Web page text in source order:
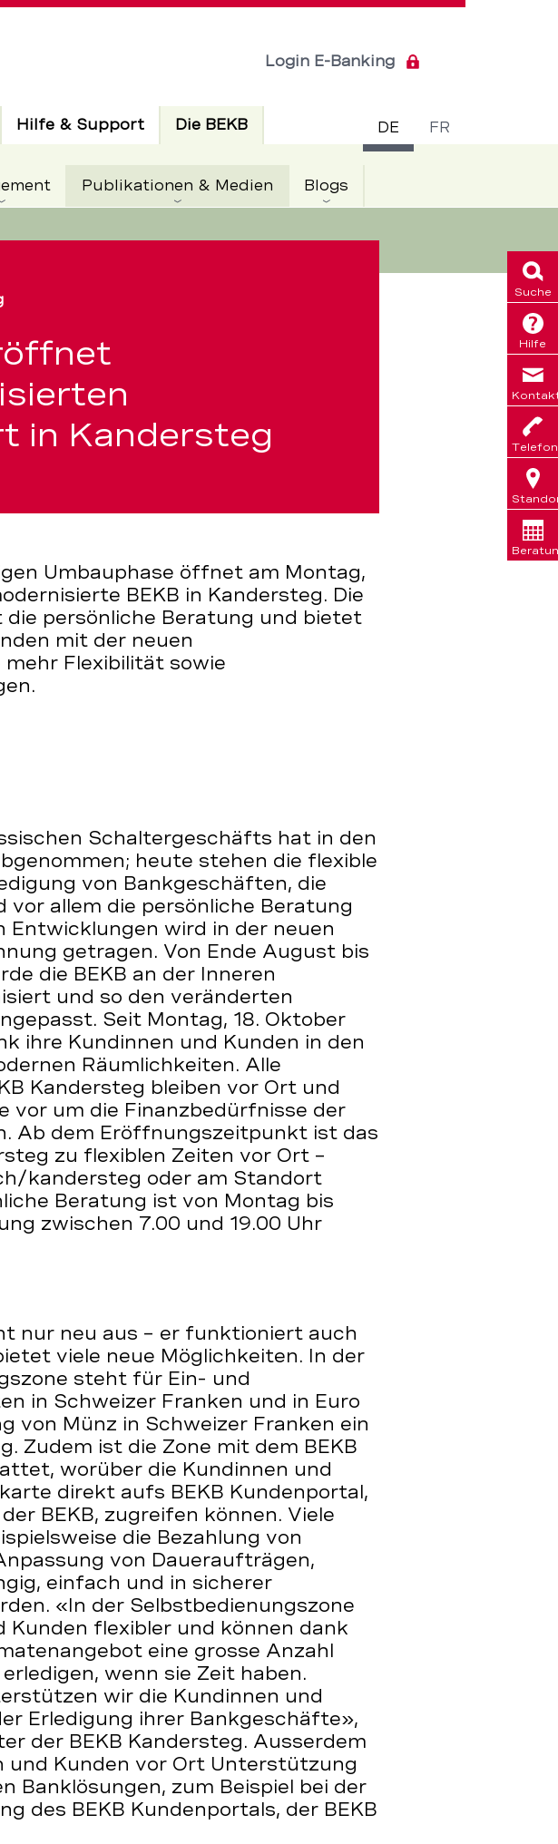
DE FR
Login E-Banking
Hilfe & Support Die BEKBAktiv
Publikationen & Medien AktivBlogs
Suche
Hilfe
Telefon
in Kandersteg
Umbauphase öffnet am Montag,
BEKB in Kandersteg. Die
die persönliche Beratung und bietet
mit der neuen
Flexibilität sowie
Schaltergeschäfts hat in den
heute stehen die flexible
von Bankgeschäften, die
vor allem die persönliche Beratung
Entwicklungen wird in der neuen
getragen. Von Ende August bis
die BEKB an der Inneren
und so den veränderten
Seit Montag, 18. Oktober
ihre Kundinnen und Kunden in den
Räumlichkeiten. Alle
Kandersteg bleiben vor Ort und
vor um die Finanzbedürfnisse der
Ab dem Eröffnungszeitpunkt ist das
zu flexiblen Zeiten vor Ort –
kandersteg oder am Standort
Beratung ist von Montag bis
zwischen 7.00 und 19.00 Uhr
nur neu aus – er funktioniert auch
viele neue Möglichkeiten. In der
steht für Ein- und
in Schweizer Franken und in Euro
von Münz in Schweizer Franken ein
Zudem ist die Zone mit dem BEKB
worüber die Kundinnen und
direkt aufs BEKB Kundenportal,
BEKB, zugreifen können. Viele
die Bezahlung von
von Daueraufträgen,
einfach und in sicherer
«In der Selbstbedienungszone
Kunden flexibler und können dank
eine grosse Anzahl
wenn sie Zeit haben.
wir die Kundinnen und
Erledigung ihrer Bankgeschäfte»,
der BEKB Kandersteg. Ausserdem
und Kunden vor Ort Unterstützung
Banklösungen, zum Beispiel bei der
des BEKB Kundenportals, der BEKB